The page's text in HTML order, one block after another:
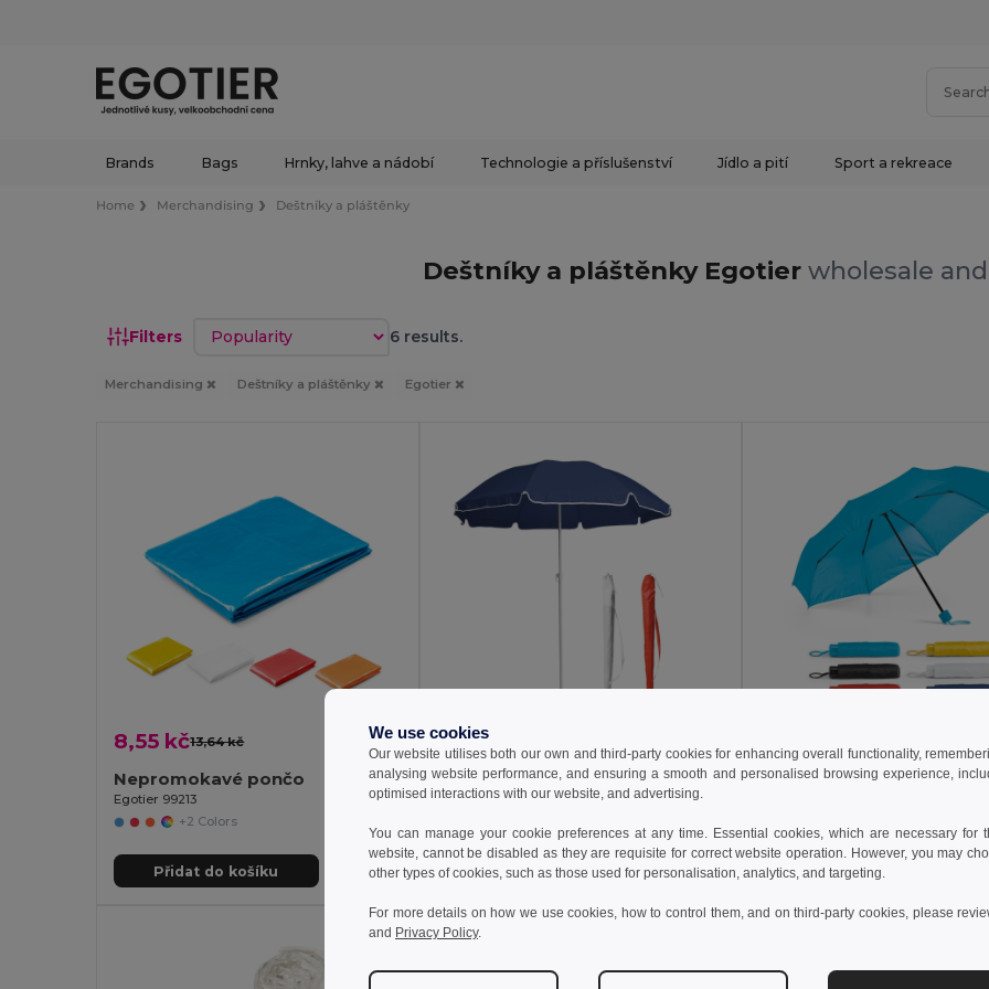
Brands Bags Hrnky, lahve a nádobí Technologie a příslušenství Jídlo a pití Sport a rekreace
Home Merchandising Deštníky a pláštěnky
Deštníky a pláštěnky Egotierwholesale
Filters Sort by 6 results.
Merchandising Deštníky a pláštěnky Egotier
8,55 kč13,64 kč -37%
Nepromokavé pončo
Egotier 99213
+2 Colors
Přidat do košíku
160,62 kč
Slunečník 170T
Egotier 98332
Přidat do košíku Přidat do košíku
We use cookies
Our website utilises both our own and third-party cookies for enhancing overall functionality,
analysing website performance, and ensuring a smooth and personalised browsing experience,
optimised interactions with our website, and advertising.
You can manage your cookie preferences at any time. Essential cookies, which are necessary for
website, cannot be disabled as they are requisite for correct website operation. However, you may
other types of cookies, such as those used for personalisation, analytics, and targeting.
For more details on how we use cookies, how to control them, and on third-party cookies, please
and Privacy Policy.